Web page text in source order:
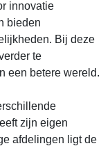
innovatie
bieden
Bij deze
te
een betere wereld.
zijn eigen
afdelingen ligt de